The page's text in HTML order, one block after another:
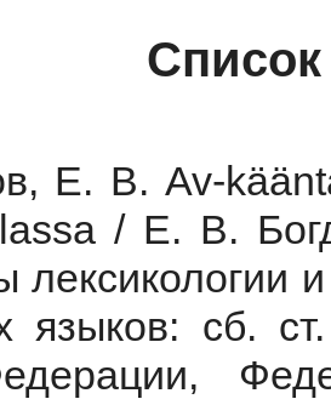
Е. В. Av-
/ Е. В.
лексикологии
языков: сб.